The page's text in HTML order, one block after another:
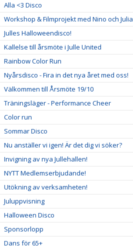
Alla <3 Disco
Workshop & Filmprojekt med Nino och Julia
Julles Halloweendisco!
Kallelse till årsmöte i Julle United
Rainbow Color Run
Nyårsdisco - Fira in det nya året med oss!
Välkommen till Årsmöte 19/10
Träningsläger - Performance Cheer
Color run
Sommar Disco
Nu anställer vi igen! Är det dig vi söker?
Invigning av nya Jullehallen!
NYTT Medlemserbjudande!
Utökning av verksamheten!
Juluppvisning
Halloween Disco
Sponsorlopp
Dans för 65+